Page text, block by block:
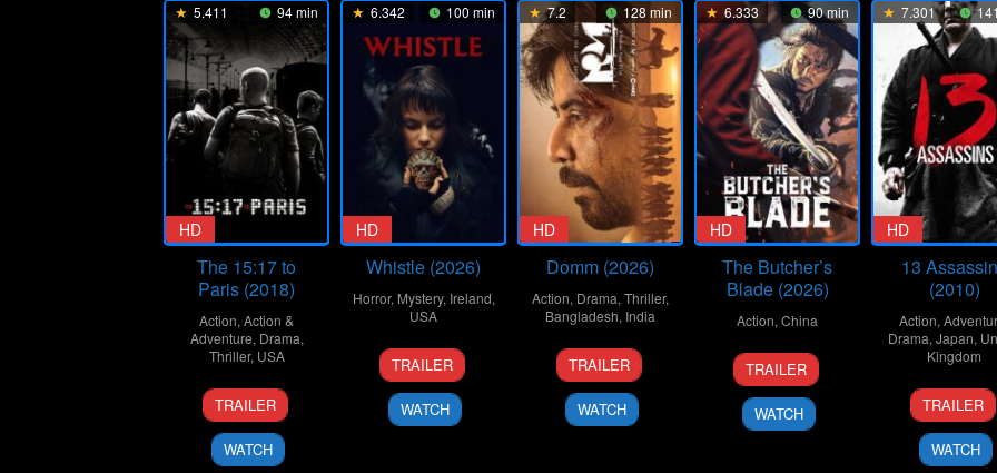
5.411 94 min
HD
The 15:17 to
Paris (2018)
Action,Action &
Adventure, Drama,
Thriller, USA
7
Feb
2018
Clint
Eastwood
TRAILER
WATCH
6.342 100 min
HD
Whistle (2026)
Horror, Mystery, Ireland,
USA
20
Jan
2026
Corin
Hardy
TRAILER
WATCH
7.2 128 min
HD
Domm (2026)
Action, Drama,Thriller,
Bangladesh, India
21
Mar
2026
Redoan
Rony
TRAILER
WATCH
6.333 90 min
HD
The Butcher’s
Blade (2026)
Action,China
8
Jan
2026
Liu
Wenpu
TRAILER
WATCH
7.301
HD
13
(2010)
Action,
Drama,Japan,
Kingdom
25
Sep
2010
Miike
TRAILER
WATCH